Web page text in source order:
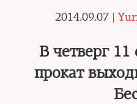
2014.09.07 |
В четверг
прокат